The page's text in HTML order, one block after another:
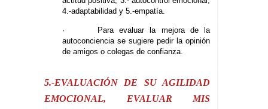
4.-adaptabilidad y 5.-empatía.
· Para evaluar la mejora de la
autoconciencia se sugiere pedir la opinión
de amigos o colegas de confianza.
5.-EVALUACIÓN DE SU AGILIDAD
EMOCIONAL, EVALUAR MIS